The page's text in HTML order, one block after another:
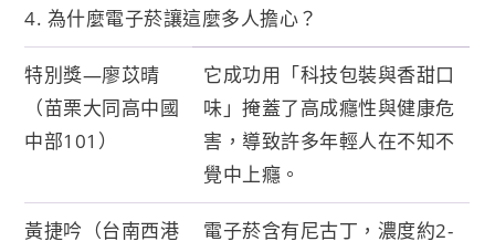
4. 為什麼電子菸讓這麼多人擔心？
特別獎—廖苡晴
（苗栗大同高中國
中部101）
它成功用「科技包裝與香甜口
味」掩蓋了高成癮性與健康危
害，導致許多年輕人在不知不
覺中上癮。
黃捷吟（台南西港
電子菸含有尼古丁，濃度約2-